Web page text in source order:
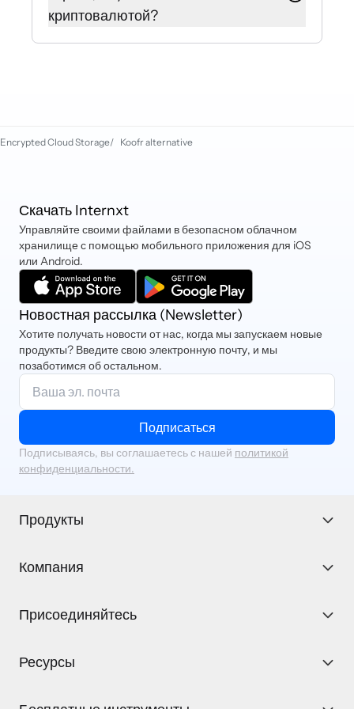
новый план на internxt.com/pricing
со своей текущей учетной записью
криптовалютой?
Sofort, криптовалюту и Klarna.
Encrypted Cloud Storage/ Koofr alternative
Скачать Internxt
Управляйте своими файлами в безопасном облачном
хранилище с помощью мобильного приложения для iOS
или Android.
Новостная рассылка (Newsletter)
Хотите получать новости от нас, когда мы запускаем новые
продукты? Введите свою электронную почту, и мы
позаботимся об остальном.
Подписаться
Подписываясь, вы соглашаетесь с нашей политикой
конфиденциальности.
Продукты
Компания
Присоединяйтесь
Ресурсы